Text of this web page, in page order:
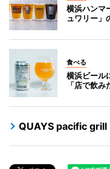
横浜ハンマ
ュワリー」
食べる
横浜ビール
「店で飲み
QUAYS pacific grill